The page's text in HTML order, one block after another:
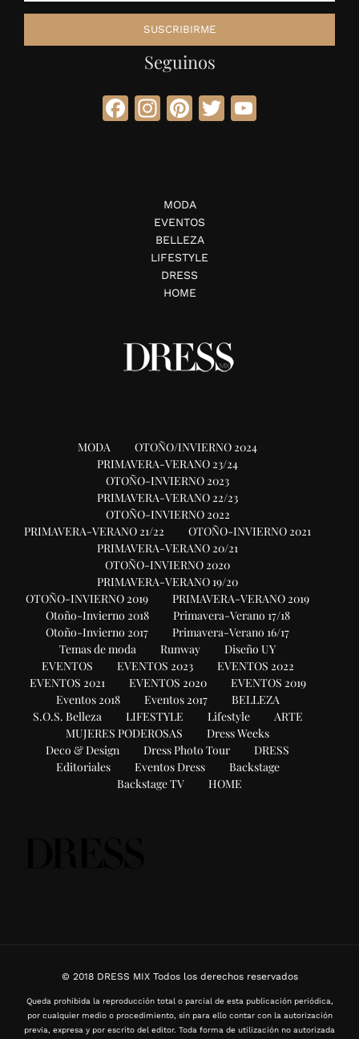
Seguinos
Facebook
Instagram
Pinterest
Twitter
MODA
EVENTOS
BELLEZA
LIFESTYLE
DRESS
HOME
MODA
OTOÑO/INVIERNO 2024
PRIMAVERA-VERANO 23/24
OTOÑO-INVIERNO 2023
PRIMAVERA-VERANO 22/23
OTOÑO-INVIERNO 2022
PRIMAVERA-VERANO 21/22
OTOÑO-INVIERNO 2021
PRIMAVERA-VERANO 20/21
OTOÑO-INVIERNO 2020
PRIMAVERA-VERANO 19/20
OTOÑO-INVIERNO 2019
PRIMAVERA-VERANO 2019
Otoño-Invierno 2018
Primavera-Verano 17/18
Otoño-Invierno 2017
Primavera-Verano 16/17
Temas de moda
Runway
Diseño UY
EVENTOS
EVENTOS 2023
EVENTOS 2022
EVENTOS 2021
EVENTOS 2020
EVENTOS 2019
Eventos 2018
Eventos 2017
BELLEZA
S.O.S. Belleza
LIFESTYLE Lifestyle
ARTE
MUJERES PODEROSAS
Dress Weeks
Deco & Design
Dress Photo Tour
DRESS
Editoriales
Eventos Dress
Backstage
Backstage TV
HOME
© 2018 DRESS MIX Todos los derechos reservados
Queda prohibida la reproducción total o parcial de esta publicación periódica,
por cualquier medio o procedimiento, sin para ello contar con la autorización
previa, expresa y por escrito del editor. Toda forma de utilización no autorizada